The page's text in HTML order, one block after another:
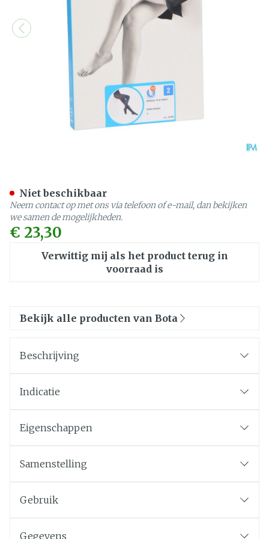
€ 23,30
Verwittig mij als het product terug in
voorraad is
Niet beschikbaar
Neem contact op met ons via telefoon of e-mail, dan bekijken
we samen de mogelijkheden.
Bekijk alle producten van Bota
Beschrijving
Indicatie
Eigenschappen
Samenstelling
Gebruik
Gegevens